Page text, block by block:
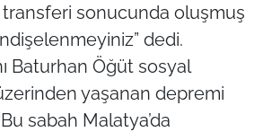
sonucunda oluşmuş
dedi.
Baturhan Öğüt sosyal
yaşanan depremi
sabah Malatya’da